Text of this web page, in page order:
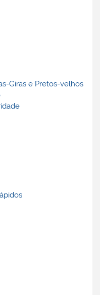
Giras e Pretos-velhos